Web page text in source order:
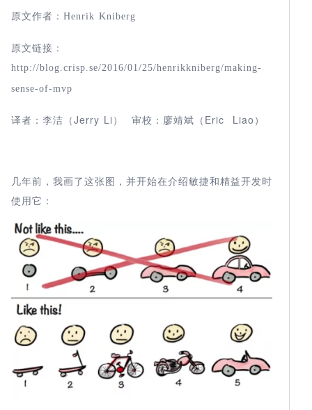
原文作者： Henrik Kniberg
原文链接：
http://blog.crisp.se/2016/01/25/henrikkniberg/making-
sense-of-mvp
译者：李洁（Jerry Li） 审校：廖靖斌（Eric Liao）
几年前，我画了这张图，并开始在介绍敏捷和精益开发时
使用它：